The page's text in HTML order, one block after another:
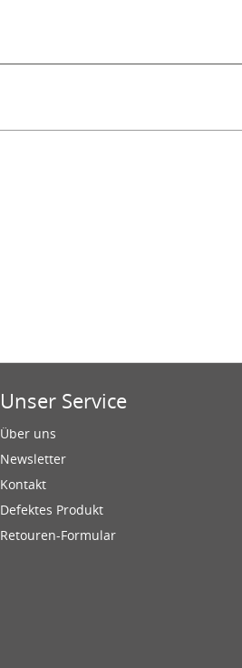
Unser Service
Über uns
Newsletter
Kontakt
Defektes Produkt
Retouren-Formular